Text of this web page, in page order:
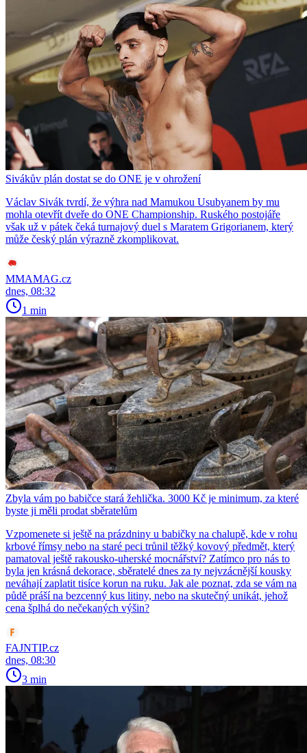
Sivákův plán dostat se do ONE je v ohrožení
Václav Sivák tvrdí, že výhra nad Mamukou Usubyanem by mu
mohla otevřít dveře do ONE Championship. Ruského postojáře
však už v pátek čeká turnajový duel s Maratem Grigorianem, který
může český plán výrazně zkomplikovat.
MMAMAG.cz
dnes, 08:32
1 min
Zbyla vám po babičce stará žehlička. 3000 Kč je minimum, za které
byste ji měli prodat sběratelům
Vzpomenete si ještě na prázdniny u babičky na chalupě, kde v rohu
krbové římsy nebo na staré peci trůnil těžký kovový předmět, který
pamatoval ještě rakousko-uherské mocnářství? Zatímco pro nás to
byla jen krásná dekorace, sběratelé dnes za ty nejvzácnější kousky
neváhají zaplatit tisíce korun na ruku. Jak ale poznat, zda se vám na
půdě práší na bezcenný kus litiny, nebo na skutečný unikát, jehož
cena šplhá do nečekaných výšin?
FAJNTIP.cz
dnes, 08:30
3 min